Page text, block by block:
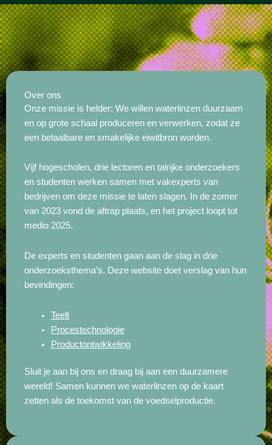
Over ons
Onze missie is helder: We willen waterlinzen duurzaam
en op grote schaal produceren en verwerken, zodat ze
een betaalbare en smakelijke eiwitbron worden.
Vijf hogescholen, drie lectoren en talrijke onderzoekers
en studenten werken samen met vakexperts van
bedrijven om deze missie te laten slagen. In de zomer
van 2023 vond de aftrap plaats, en het project loopt tot
medio 2025.
De experts en studenten gaan aan de slag in drie
onderzoeksthema’s. Deze website doet verslag van hun
bevindingen:
Teelt
Procestechnologie
Productontwikkeling
Sluit je aan bij ons en draag bij aan een duurzamere
wereld! Samen kunnen we waterlinzen op de kaart
zetten als de toekomst van de voedselproductie.